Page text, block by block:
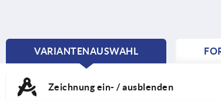
VARIANTENAUSWAHL
CURRENT
Zeichnung ein- / ausblenden